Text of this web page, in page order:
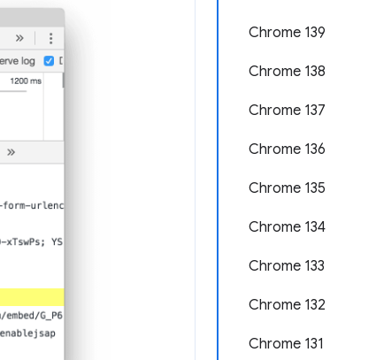
Chrome 139
Chrome 138
Chrome 137
Chrome 136
Chrome 135
Chrome 134
Chrome 133
Chrome 132
Chrome 131